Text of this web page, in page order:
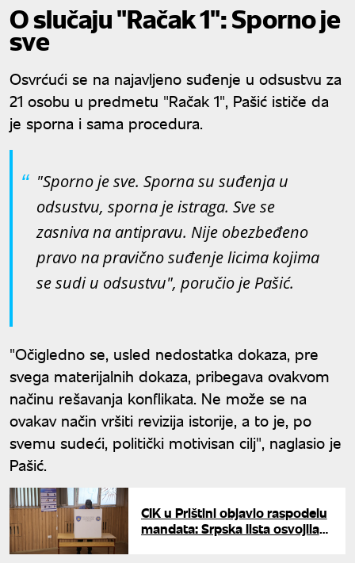
O slučaju "Račak 1": Sporno je
sve
Osvrćući se na najavljeno suđenje u odsustvu za
21 osobu u predmetu "Račak 1", Pašić ističe da
je sporna i sama procedura.
"Sporno je sve. Sporna su suđenja u
odsustvu, sporna je istraga. Sve se
zasniva na antipravu. Nije obezbeđeno
pravo na pravično suđenje licima kojima
se sudi u odsustvu", poručio je Pašić.
"Očigledno se, usled nedostatka dokaza, pre
svega materijalnih dokaza, pribegava ovakvom
načinu rešavanja konflikata. Ne može se na
ovakav način vršiti revizija istorije, a to je, po
svemu sudeći, politički motivisan cilj", naglasio je
Pašić.
CIK u Prištini objavio raspodelu
mandata: Srpska lista osvojila